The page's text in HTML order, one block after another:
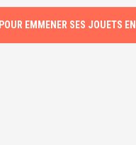
POUR EMMENER SES JOUETS